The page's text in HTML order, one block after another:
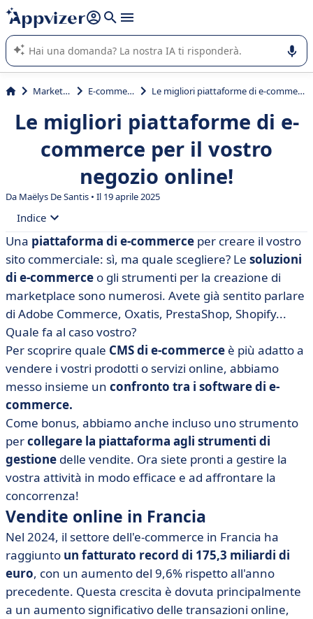
righe con
shift + enter
L'IA di Appvizer vi guida nell'utilizzo o nella scelta di un
software SaaS per la vostra azienda.
Marketing E-commerce Le migliori piattaforme di e-commerce per il vostro negozio online!
Le migliori piattaforme di e-
commerce per il vostro
negozio online!
Da Maëlys De Santis • Il 19 aprile 2025
Indice
• Vendite online in Francia
• Come si sceglie la soluzione di e-commerce?
• Quale soluzione di e-commerce è giusta per la vostra
azienda?
• [Strumenti di connessione alla piattaforma di e-
commerce per migliorare le vendite
• Che cos'è una piattaforma di e-commerce?
Definizione: un promemoria
• Aumentare le vendite
Una piattaforma di e-commerce per creare il vostro
sito commerciale: sì, ma quale scegliere? Le soluzioni
di e-commerce o gli strumenti per la creazione di
marketplace sono numerosi. Avete già sentito parlare
di Adobe Commerce, Oxatis, PrestaShop, Shopify...
Quale fa al caso vostro?
Per scoprire quale CMS di e-commerce è più adatto a
vendere i vostri prodotti o servizi online, abbiamo
messo insieme un confronto tra i software di e-
commerce.
Come bonus, abbiamo anche incluso uno strumento
percollegare la piattaforma agli strumenti di
gestione delle vendite. Ora siete pronti a gestire la
vostra attività in modo efficace e ad affrontare la
concorrenza!
Vendite online in Francia
Nel 2024, il settore dell'e-commerce in Francia ha
raggiunto un fatturato record di 175,3 miliardi di
euro, con un aumento del 9,6% rispetto all'anno
precedente. Questa crescita è dovuta principalmente
a un aumento significativo delle transazioni online,